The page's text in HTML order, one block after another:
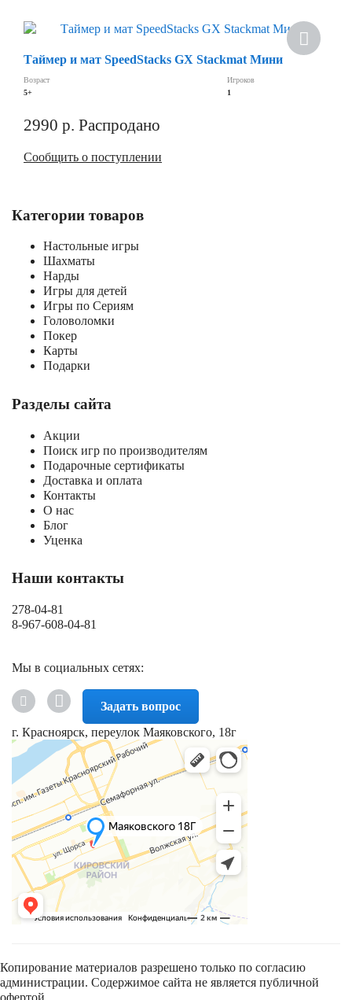
Таймер и мат SpeedStacks GX Stackmat Мини
Возраст
5+
Игроков
1
2990 р. Распродано
Сообщить о поступлении
Категории товаров
Настольные игры
Шахматы
Нарды
Игры для детей
Игры по Сериям
Головоломки
Покер
Карты
Подарки
Разделы сайта
Акции
Поиск игр по производителям
Подарочные сертификаты
Доставка и оплата
Контакты
О нас
Блог
Уценка
Наши контакты
278-04-81
8-967-608-04-81
Мы в социальных сетях:
Задать вопрос
г. Красноярск, переулок Маяковского, 18г
Копирование материалов разрешено только по согласию
администрации. Содержимое сайта не является публичной